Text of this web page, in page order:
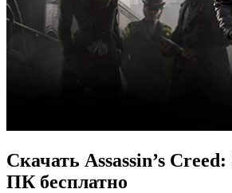
Скачать Assassin’s
ПК бесплатно